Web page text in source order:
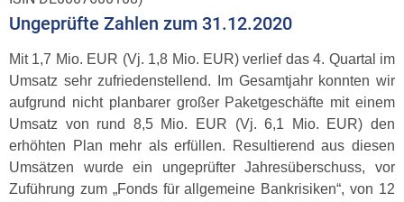
Ungeprüfte Zahlen zum 31.12.2020
Mit 1,7 Mio. EUR (Vj. 1,8 Mio. EUR) verlief das 4. Quartal im
Umsatz sehr zufriedenstellend. Im Gesamtjahr konnten wir
aufgrund nicht planbarer großer Paketgeschäfte mit einem
Umsatz von rund 8,5 Mio. EUR (Vj. 6,1 Mio. EUR) den
erhöhten Plan mehr als erfüllen. Resultierend aus diesen
Umsätzen wurde ein ungeprüfter Jahresüberschuss, vor
Zuführung zum „Fonds für allgemeine Bankrisiken“, von 12